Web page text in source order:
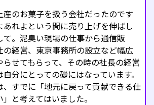
産のお菓子を扱う会社だったのです
あれよという間に売り上げを伸ばし
て。泥臭い現場の仕事から通信販
の経営、東京事務所の設立など幅広
らせてもらって、その時の社長の経営
分にとっての礎にはなっています。
、すでに「地元に戻って貢献できる仕
と考えてはいました。